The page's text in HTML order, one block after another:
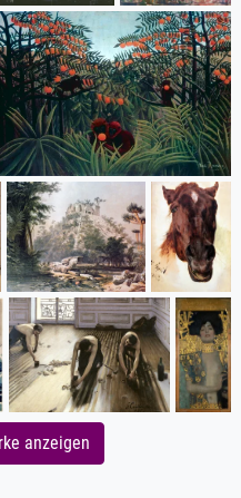
anzeigen